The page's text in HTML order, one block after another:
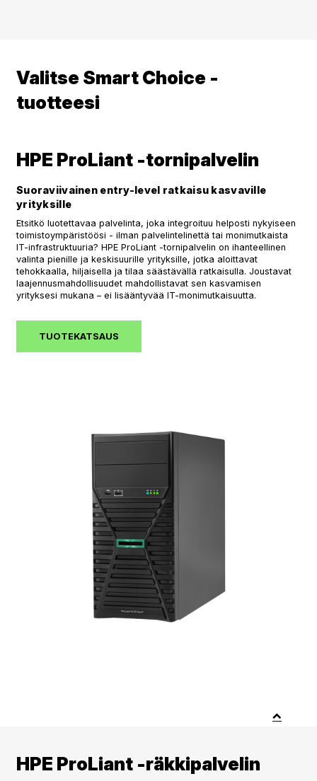
Valitse Smart Choice -
tuotteesi
HPE ProLiant -tornipalvelin
Suoraviivainen entry-level ratkaisu kasvaville
yrityksille
Etsitkö luotettavaa palvelinta, joka integroituu helposti nykyiseen
toimistoympäristöösi - ilman palvelintelinettä tai monimutkaista
IT-infrastruktuuria? HPE ProLiant -tornipalvelin on ihanteellinen
valinta pienille ja keskisuurille yrityksille, jotka aloittavat
tehokkaalla, hiljaisella ja tilaa säästävällä ratkaisulla. Joustavat
laajennusmahdollisuudet mahdollistavat sen kasvamisen
yrityksesi mukana – ei lisääntyvää IT-monimutkaisuutta.
TUOTEKATSAUS
HPE ProLiant -räkkipalvelin